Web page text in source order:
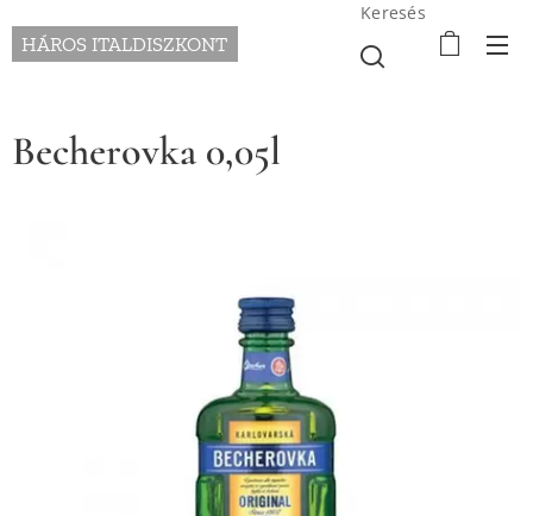
HÁROS ITALDISZKONT
Keresés
Becherovka 0,05l